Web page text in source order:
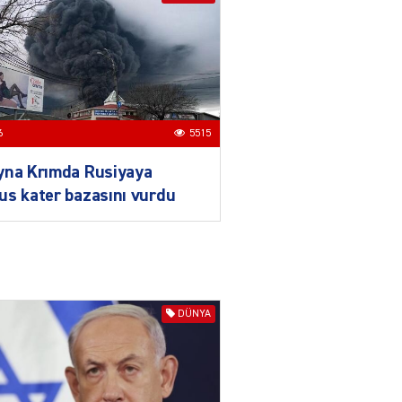
Məcəlləsində dəyişikliyi
TƏSDİQLƏDİ
04.08.2026
Nazirdən Orta Dəhliz
04.08.2026
Sədərəkdən Culfaya icra
başçısı göndərildi
04.08.2026 4404
5515
Krımda Rusiyaya
kater bazasını vurdu
DÜNYA